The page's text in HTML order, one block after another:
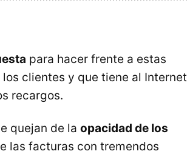
para hacer frente a estas
clientes y que tiene al Internet
recargos.
quejan de la opacidad de los
las facturas con tremendos